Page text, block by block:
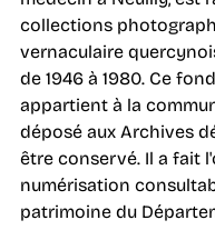
collections
vernaculaire
de 1946 à 1980. Ce
appartient à la
déposé aux Archives
être conservé. Il a fait
numérisation
patrimoine du